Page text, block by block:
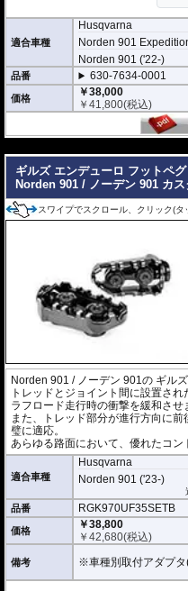
※耐加重 : 片側 5kg (ケース、バッ
※サイドケースは別売です。こちら
※バッグの搭載位置を 50mm 前方
る移設キット(オプション)もあります
適合車種
Husqvarna
Norden 901
Norden 901 ('22-)
品番 630-7634-0001
価格
￥38,000
￥41,800(税込)
ギルズ エンデューロ フットペグ
Norden 901 / ノーデン 901 カス
スワイプでスクロール、クリック(タ
Norden 901 / ノーデン 901の ギル
トレッドとジョイント間に設置され
ラフロード走行時の衝撃を緩和させ
また、トレッド部分が進行方向に
璧に適応。
あらゆる路面において、優れたコン
適合車種
Husqvarna
Norden 901 ('23-)
品番 RGK970UF35SETB
価格
￥38,800
￥42,680(税込)
備考 ※車種別取付アダプタ